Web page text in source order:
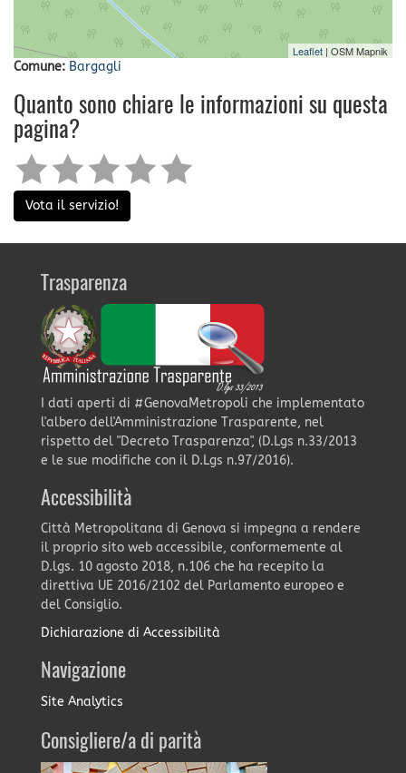
Leaflet | OSM Mapnik
Comune: Bargagli
Quanto sono chiare le informazioni su questa
pagina?
Vota il servizio!
Trasparenza
I dati aperti di #GenovaMetropoli che implementato
l'albero dell'Amministrazione Trasparente, nel
rispetto del "Decreto Trasparenza", (D.Lgs n.33/2013
e le sue modifiche con il D.Lgs n.97/2016).
Accessibilità
Città Metropolitana di Genova si impegna a rendere
il proprio sito web accessibile, conformemente al
D.lgs. 10 agosto 2018, n.106 che ha recepito la
direttiva UE 2016/2102 del Parlamento europeo e
del Consiglio.
Dichiarazione di Accessibilità
Navigazione
Site Analytics
Consigliere/a di parità